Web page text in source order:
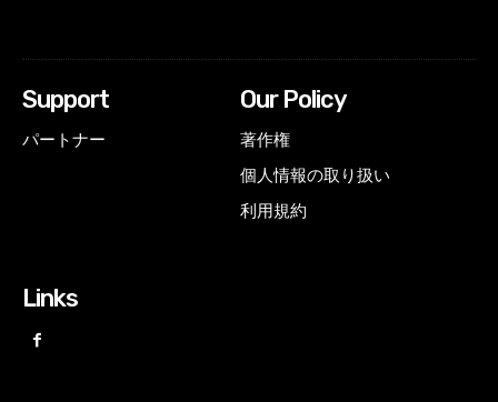
Support
パートナー
Our Policy
著作権
個人情報の取り扱い
利用規約
Links